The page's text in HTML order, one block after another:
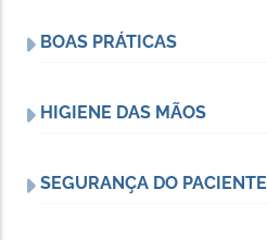
BOAS PRÁTICAS
HIGIENE DAS MÃOS
SEGURANÇA DO PACIENTE